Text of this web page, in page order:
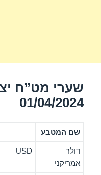
שערי מט”ח
01/04/2024
שם המטבע
דולר
אמריקני
USD